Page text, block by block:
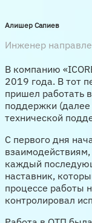
Алишер Сапиев
Инженер
В компанию
2019 года. В тот
пришел работать
поддержки
технической
С первого дня
каждый
наставник,
процессе работы
контролировал